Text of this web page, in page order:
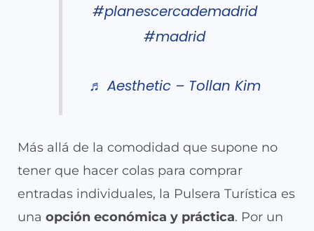
#planescercademadrid
#madrid
♬ Aesthetic – Tollan Kim
Más allá de la comodidad que supone no
tener que hacer colas para comprar
entradas individuales, la Pulsera Turística es
una opción económica y práctica. Por un